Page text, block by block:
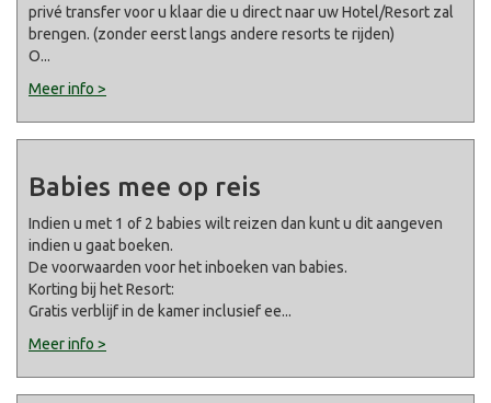
privé transfer voor u klaar die u direct naar uw Hotel/Resort zal
brengen. (zonder eerst langs andere resorts te rijden)
O...
Meer info >
Babies mee op reis
Indien u met 1 of 2 babies wilt reizen dan kunt u dit aangeven
indien u gaat boeken.
De voorwaarden voor het inboeken van babies.
Korting bij het Resort:
Gratis verblijf in de kamer inclusief ee...
Meer info >